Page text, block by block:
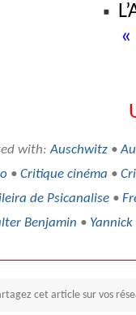
with:Auschwitz •
• Critique cinéma •
de Psicanalise •
Benjamin •
cet article sur vos